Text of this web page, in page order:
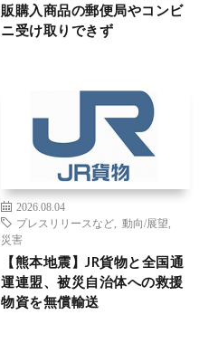
販購入商品の郵便局やコンビ
ニ受け取りできず
2026.08.04
プレスリリースなど
動向/展望
災害
【熊本地震】JR貨物と全国通
運連盟、被災自治体への救援
物資を無償輸送